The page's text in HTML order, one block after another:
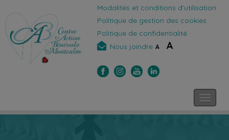
Modalités et conditions d’utilisation
Politique de gestion des cookies
Politique de confidentialité
Nous joindre A A